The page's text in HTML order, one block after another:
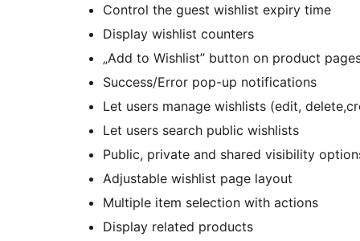
Control the guest wishlist expiry time
Display wishlist counters
„Add to Wishlist” button on product
Success/Error pop-up notifications
Let users manage wishlists (edit,
Let users search public wishlists
Public, private and shared visibility
Adjustable wishlist page layout
Multiple item selection with actions
Display related products